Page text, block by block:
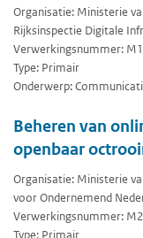
Organisatie: Ministerie
Rijksinspectie Digitale
Verwerkingsnummer:
Type: Primair
Onderwerp:
Beheren van
openbaar
Organisatie: Ministerie
voor Ondernemend
Verwerkingsnummer: